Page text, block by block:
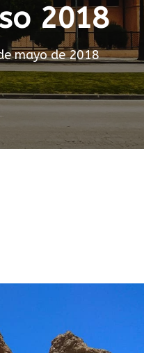
2018
mayo de 2018